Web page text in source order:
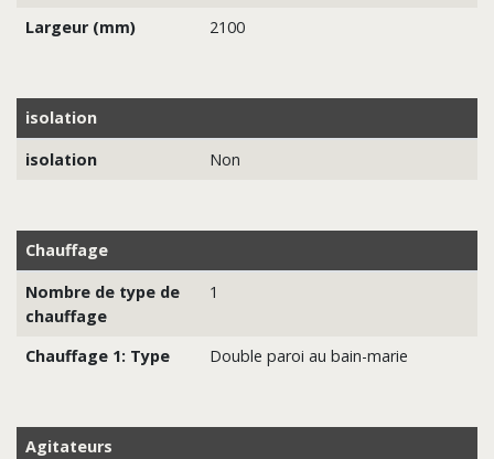
Largeur (mm)
2100
isolation
isolation
Non
Chauffage
Nombre de type de
chauffage
1
Chauffage 1: Type Double paroi au bain-marie
Agitateurs